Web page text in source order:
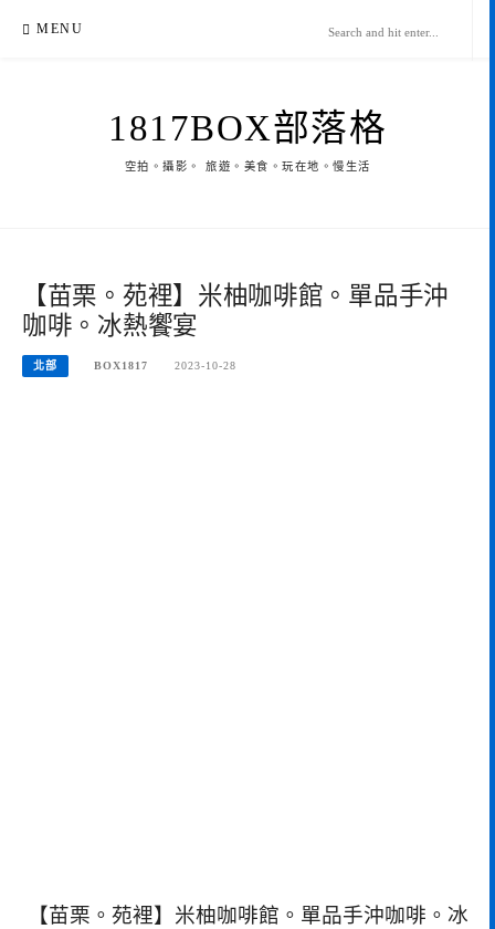
MENU
1817BOX部落格
空拍。攝影。 旅遊。美食。玩在地。慢生活
【苗栗。苑裡】米柚咖啡館。單品手沖
咖啡。冰熱饗宴
北部 BOX1817 2023-10-28
【苗栗。苑裡】米柚咖啡館。單品手沖咖啡。冰